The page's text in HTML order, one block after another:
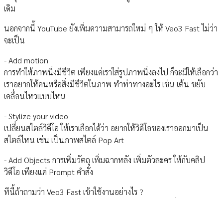
เดิม
นอกจากนี้ YouTube ยังเพิ่มความสามารถใหม่ ๆ ให้ Veo3 Fast ไม่ว่า
จะเป็น
- Add motion
การทำให้ภาพนิ่งมีชีวิต เพียงแค่เราใส่รูปภาพนิ่งลงไป ก็จะมีให้เลือกว่า
เราอยากให้คนหรือสิ่งมีชีวิตในภาพ ทำท่าทางอะไร เช่น เต้น ขยับ
เคลื่อนไหวแบบไหน
- Stylize your video
เปลี่ยนสไตล์วิดีโอ ให้เราเลือกได้ว่า อยากให้วิดีโอของเราออกมาเป็น
สไตล์ไหน เช่น เป็นภาพสไตล์ Pop Art
- Add Objects การเพิ่มวัตถุ เพิ่มฉากหลัง เพิ่มตัวละคร ให้กับคลิป
วิดีโอ เพียงแค่ Prompt คำสั่ง
ทีนี้ถ้าถามว่า Veo3 Fast เข้าใช้งานอย่างไร ?